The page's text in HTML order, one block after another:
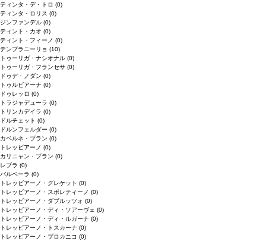
ティンタ・デ・トロ (0)
ティンタ・ロリス (0)
ジンファンデル (0)
ティント・カオ (0)
ティント・フィーノ (0)
テンプラニーリョ (10)
トゥーリガ・ナシオナル (0)
トゥーリガ・フランセサ (0)
ドゥデ・ノダン (0)
トゥルビアーナ (0)
ドゥレッロ (0)
トラジャデューラ (0)
トリンカデイラ (0)
ドルチェット (0)
ドルンフェルダー (0)
カベルネ・ブラン (0)
トレッビアーノ (0)
カリニャン・ブラン (0)
レブラ (0)
バルベーラ (0)
トレッビアーノ・グレケット (0)
トレッビアーノ・スポレティーノ (0)
トレッビアーノ・ダブルッツォ (0)
トレッビアーノ・ディ・ソアーヴェ (0)
トレッビアーノ・ディ・ルガーナ (0)
トレッビアーノ・トスカーナ (0)
トレッビアーノ・プロカニコ (0)